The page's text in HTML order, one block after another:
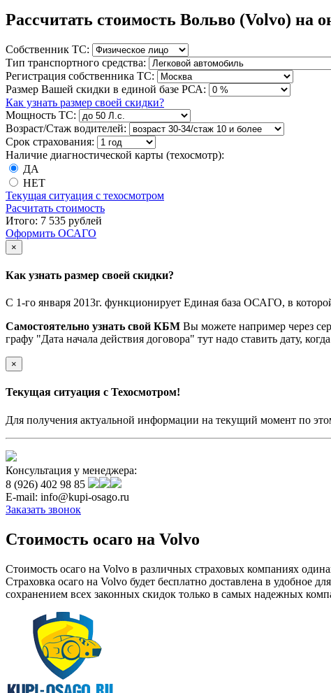
Рассчитать стоимость Вольво (Volvo) на
Собственник ТС:
Тип транспортного средства:
Регистрация собственника ТС:
Размер Вашей скидки в единой базе РСА:
Как узнать размер своей скидки?
Мощность ТС:
Возраст/Стаж водителей:
Срок страхования:
Наличие диагностической карты (техосмотр):
ДА
НЕТ
Текущая ситуация с техосмотром
Расчитать стоимость
Итого: 7 535 рублей
Оформить ОСАГО
×
Как узнать размер своей скидки?
С 1-го января 2013г. функционирует Единая база ОСАГО, в
Самостоятельно узнать свой КБМ Вы можете например через
графу "Дата начала действия договора" тут надо ставить дату,
×
Текущая ситуация с Техосмотром!
Для получения актуальной информации на текущий момент по
Консультация у менеджера:
8 (926) 402 98 85
E-mail: info@kupi-osago.ru
Заказать звонок
Стоимость осаго на Volvo
Стоимость осаго на Volvo в различных страховых компаниях
Страховка осаго на Volvo будет бесплатно доставлена в
сохранением всех законных скидок только в самых надежных